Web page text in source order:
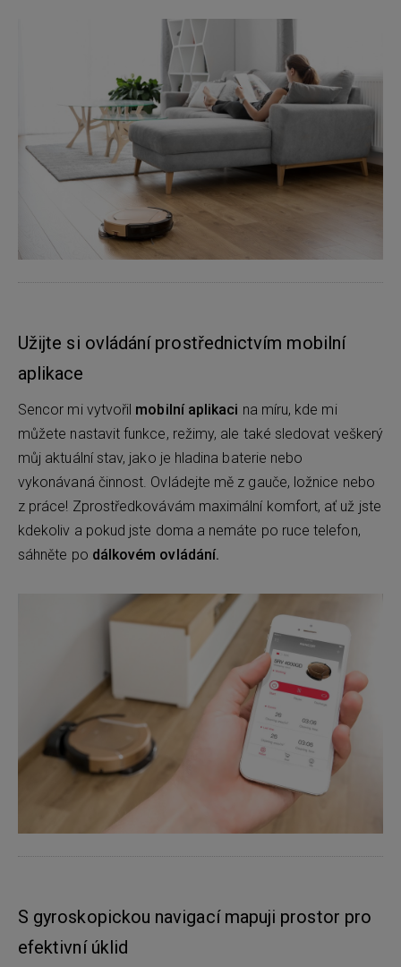
Užijte si ovládání prostřednictvím mobilní
aplikace
Sencor mi vytvořil mobilní aplikaci na míru, kde mi
můžete nastavit funkce, režimy, ale také sledovat veškerý
můj aktuální stav, jako je hladina baterie nebo
vykonávaná činnost. Ovládejte mě z gauče, ložnice nebo
z práce! Zprostředkovávám maximální komfort, ať už jste
kdekoliv a pokud jste doma a nemáte po ruce telefon,
sáhněte po dálkovém ovládání.
S gyroskopickou navigací mapuji prostor pro
efektivní úklid